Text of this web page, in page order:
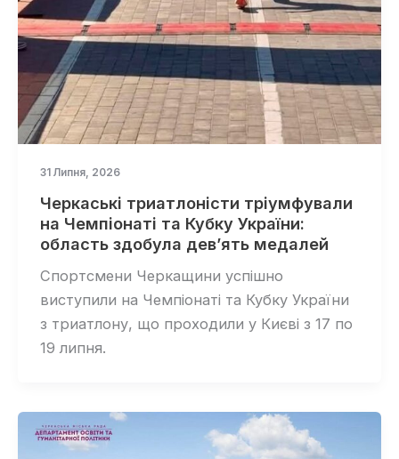
31 Липня, 2026
Черкаські триатлоністи тріумфували
на Чемпіонаті та Кубку України:
область здобула дев’ять медалей
Спортсмени Черкащини успішно
виступили на Чемпіонаті та Кубку України
з триатлону, що проходили у Києві з 17 по
19 липня.